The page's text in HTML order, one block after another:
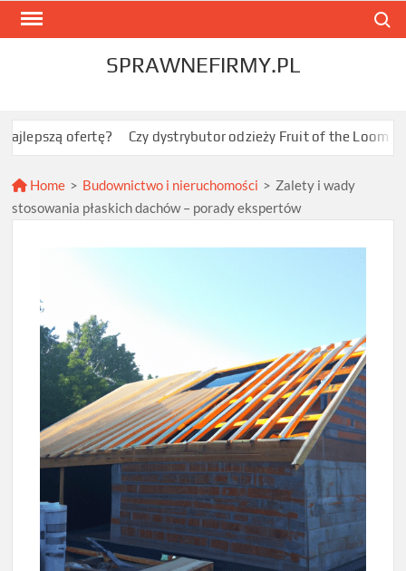
Skip
SPRAWNEFIRMY.PL
Czy dystrybutor odzieży Fruit of the Loom jest
Home > Budownictwo i nieruchomości > Zalety i wady
stosowania płaskich dachów – porady ekspertów